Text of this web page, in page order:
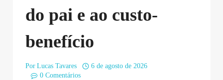
do pai e ao custo-
benefício
Por Lucas Tavares
6 de agosto de 2026
0 Comentários